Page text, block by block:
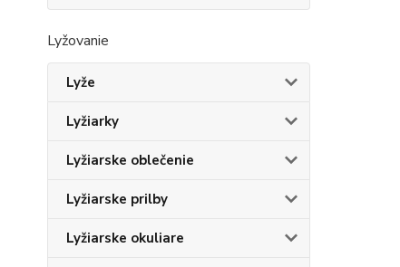
Lyžovanie
Lyže
Lyžiarky
Lyžiarske oblečenie
Lyžiarske prilby
Lyžiarske okuliare